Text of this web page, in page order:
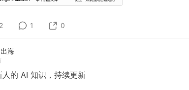
2 1 0
海
人的 AI 知识，持续更新